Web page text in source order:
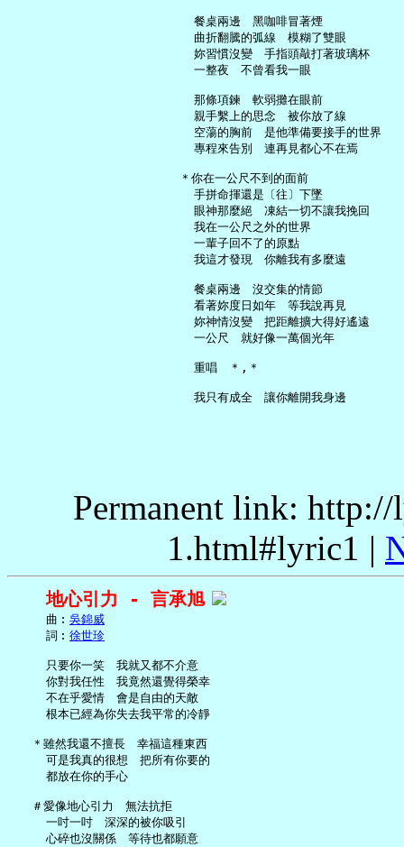
     餐桌兩邊　黑咖啡冒著煙
     曲折翻騰的弧線　模糊了雙眼
     妳習慣沒變　手指頭敲打著玻璃杯
     一整夜　不曾看我一眼
     那條項鍊　軟弱攤在眼前
     親手繫上的思念　被你放了線
     空蕩的胸前　是他準備要接手的世界
     專程來告別　連再見都心不在焉
   ＊你在一公尺不到的面前
     手拼命揮還是〔往〕下墜
     眼神那麼絕　凍結一切不讓我挽回
     我在一公尺之外的世界
     一輩子回不了的原點
     我這才發現　你離我有多麼遠
     餐桌兩邊　沒交集的情節
     看著妳度日如年　等我說再見
     妳神情沒變　把距離擴大得好遙遠
     一公尺　就好像一萬個光年
     重唱　＊,＊
Permanent link:
1.html#lyric1 |
地心引力 - 言承旭
     曲︰
吳錦威
     詞︰
徐世珍
     只要你一笑　我就又都不介意
     你對我任性　我竟然還覺得榮幸
     不在乎愛情　會是自由的天敵
     根本已經為你失去我平常的冷靜
   ＊雖然我還不擅長　幸福這種東西
     可是我真的很想　把所有你要的
     都放在你的手心
   ＃愛像地心引力　無法抗拒
     一吋一吋　深深的被你吸引
     心碎也沒關係　等待也都願意